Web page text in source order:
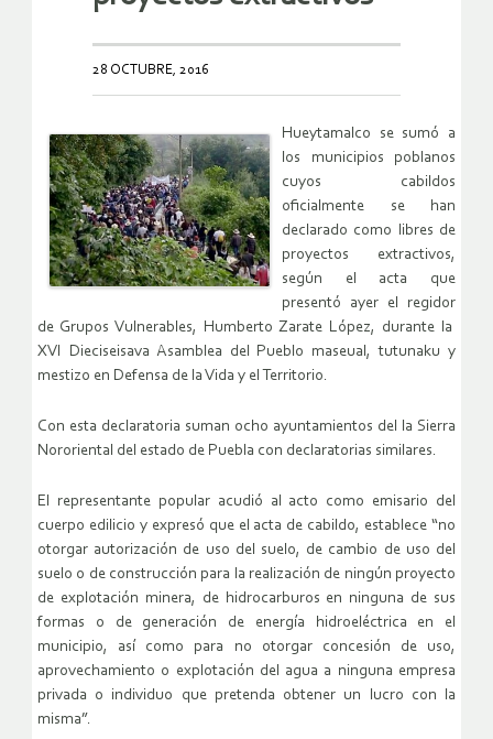
28 OCTUBRE, 2016
Hueytamalco se sumó a
los municipios poblanos
cuyos cabildos
oficialmente se han
declarado como libres de
proyectos extractivos,
según el acta que
presentó ayer el regidor
de Grupos Vulnerables, Humberto Zarate López, durante la
XVI Dieciseisava Asamblea del Pueblo maseual, tutunaku y
mestizo en Defensa de la Vida y el Territorio.
Con esta declaratoria suman ocho ayuntamientos del la Sierra
Nororiental del estado de Puebla con declaratorias similares.
El representante popular acudió al acto como emisario del
cuerpo edilicio y expresó que el acta de cabildo, establece “no
otorgar autorización de uso del suelo, de cambio de uso del
suelo o de construcción para la realización de ningún proyecto
de explotación minera, de hidrocarburos en ninguna de sus
formas o de generación de energía hidroeléctrica en el
municipio, así como para no otorgar concesión de uso,
aprovechamiento o explotación del agua a ninguna empresa
privada o individuo que pretenda obtener un lucro con la
misma”.